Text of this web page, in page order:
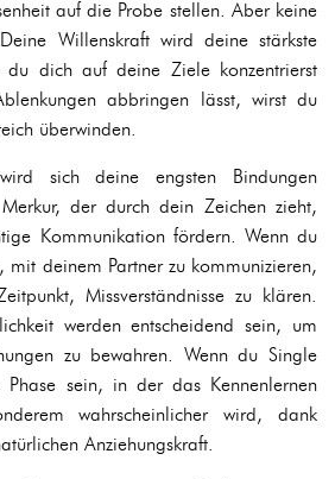
auf die Probe stellen. Aber keine
Willenskraft wird deine stärkste
du dich auf deine Ziele konzentrierst
abbringen lässt, wirst du
überwinden.
sich deine engsten Bindungen
der durch dein Zeichen zieht,
Kommunikation fördern. Wenn du
mit deinem Partner zu kommunizieren,
Missverständnisse zu klären.
werden entscheidend sein, um
zu bewahren. Wenn du Single
sein, in der das Kennenlernen
wahrscheinlicher wird, dank
Anziehungskraft.